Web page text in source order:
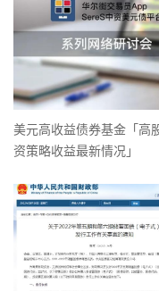
美元高收益债券基金「高
资策略收益最新情况」